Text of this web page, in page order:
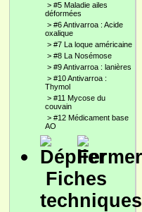
> #5 Maladie ailes
déformées
> #6 Antivarroa : Acide
oxalique
> #7 La loque américaine
> #8 La Nosémose
> #9 Antivarroa : lanières
> #10 Antivarroa :
Thymol
> #11 Mycose du
couvain
> #12 Médicament base
AO
Fiches
techniques